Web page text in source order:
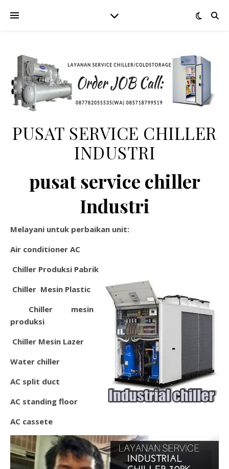
PUSAT SERVICE CHILLER
INDUSTRI
pusat service chiller
Industri
Melayani untuk perbaikan unit:
Air conditioner AC
Chiller Produksi Pabrik
Chiller Mesin Plastic
Chiller mesin
produksi
Chiller Mesin Lazer
Water chiller
AC split duct
AC standing floor
AC cassete